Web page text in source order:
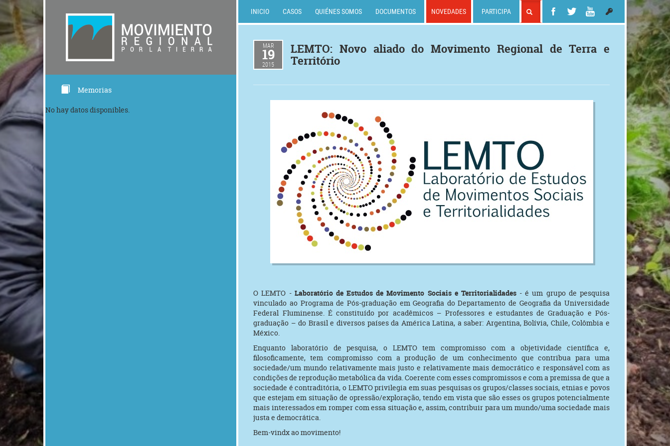
Memorias
No hay datos disponibles.
INICIO CASOS QUIÉNES SOMOS DOCUMENTOS NOVEDADES PARTICIPA
MAR
19
2015
LEMTO: Novo aliado do Movimento Regional de Terra e
Território
O LEMTO - Laboratório de Estudos de Movimento Sociais e Territorialidades - é um grupo de pesquisa
vinculado ao Programa de Pós-graduação em Geografia do Departamento de Geografia da Universidade
Federal Fluminense. É constituído por acadêmicos – Professores e estudantes de Graduação e Pós-
graduação – do Brasil e diversos países da América Latina, a saber: Argentina, Bolívia, Chile, Colômbia e
México.
Enquanto laboratório de pesquisa, o LEMTO tem compromisso com a objetividade científica e,
filosoficamente, tem compromisso com a produção de um conhecimento que contribua para uma
sociedade/um mundo relativamente mais justo e relativamente mais democrático e responsável com as
condições de reprodução metabólica da vida. Coerente com esses compromissos e com a premissa de que a
sociedade é contraditória, o LEMTO privilegia em suas pesquisas os grupos/classes sociais, etnias e povos
que estejam em situação de opressão/exploração, tendo em vista que são esses os grupos potencialmente
mais interessados em romper com essa situação e, assim, contribuir para um mundo/uma sociedade mais
justa e democrática.
Bem-vindx ao movimento!